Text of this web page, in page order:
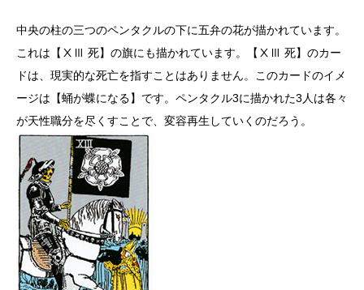
中央の柱の三つのペンタクルの下に五弁の花が描かれています。
これは【ⅩⅢ 死】の旗にも描かれています。【ⅩⅢ 死】のカー
ドは、現実的な死亡を指すことはありません。このカードのイメ
ージは【蛹が蝶になる】です。ペンタクル3に描かれた3人は各々
が天性職分を尽くすことで、変容再生していくのだろう。